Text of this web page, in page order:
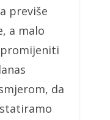
previše
a malo
promijeniti
da